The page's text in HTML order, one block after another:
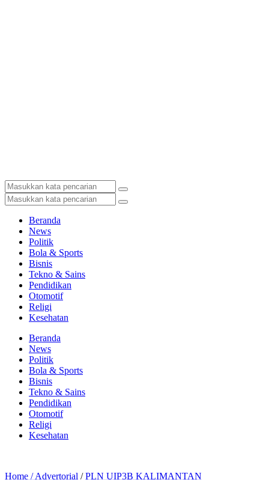
Beranda
News
Politik
Bola & Sports
Bisnis
Tekno & Sains
Pendidikan
Otomotif
Religi
Kesehatan
Beranda
News
Politik
Bola & Sports
Bisnis
Tekno & Sains
Pendidikan
Otomotif
Religi
Kesehatan
Home /Advertorial /PLN UIP3B KALIMANTAN